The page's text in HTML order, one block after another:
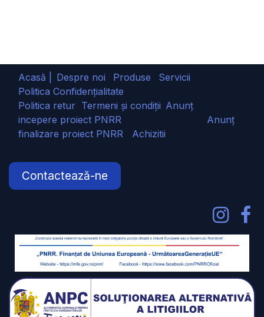
Acasă | Despre noi Produse
Servicii
Politica Confidențialitate
Politica retur Termeni și condiții Anunț
incepere proiect PNRR
Anunț
finalizare proiect PNRR Achizitii
Contactează-ne